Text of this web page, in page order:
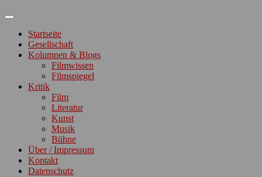
Suchfeld
ein-/ausblenden
Startseite
Gesellschaft
Kolumnen & Blogs
Filmwissen
Filmspiegel
Kritik
Film
Literatur
Kunst
Musik
Bühne
Über / Impressum
Kontakt
Datenschutz